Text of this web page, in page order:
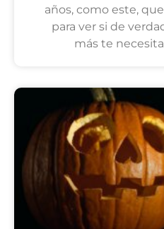
años, como este,
para ver si de
más te